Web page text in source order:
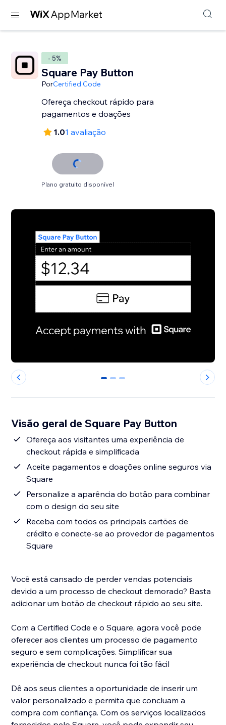
- 5%
Square Pay Button
PorCertified Code
Ofereça checkout rápido para
pagamentos e doações
1.01 avaliação
Plano gratuito disponível
0 1 2
Visão geral de Square Pay Button
Ofereça aos visitantes uma experiência de
checkout rápida e simplificada
Aceite pagamentos e doações online seguros via
Square
Personalize a aparência do botão para combinar
com o design do seu site
Receba com todos os principais cartões de
crédito e conecte-se ao provedor de pagamentos
Square
Você está cansado de perder vendas potenciais
devido a um processo de checkout demorado? Basta
adicionar um botão de checkout rápido ao seu site.
Com a Certified Code e o Square, agora você pode
oferecer aos clientes um processo de pagamento
seguro e sem complicações. Simplificar sua
experiência de checkout nunca foi tão fácil
Dê aos seus clientes a oportunidade de inserir um
valor personalizado e permita que concluam a
compra com confiança. Com os serviços localizados